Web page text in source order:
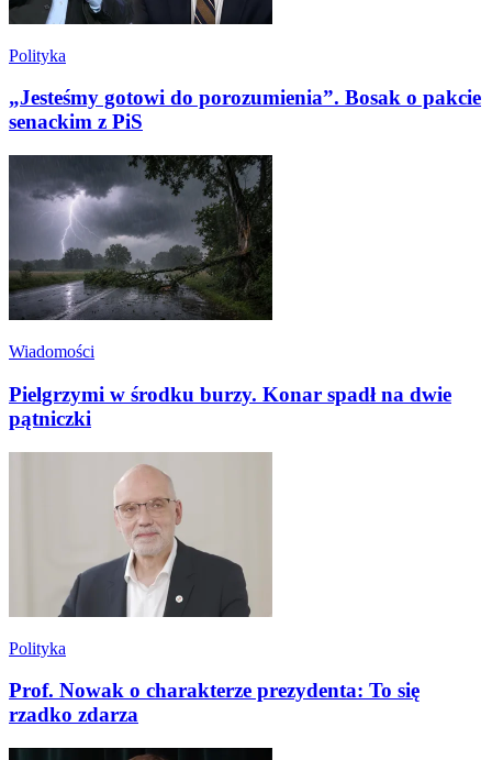
Polityka
„Jesteśmy gotowi do porozumienia”. Bosak o pakcie
senackim z PiS
Wiadomości
Pielgrzymi w środku burzy. Konar spadł na dwie
pątniczki
Polityka
Prof. Nowak o charakterze prezydenta: To się
rzadko zdarza